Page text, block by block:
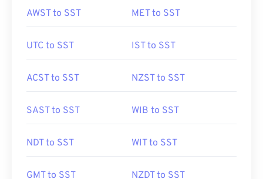
AWST to SST MET to SST
UTC to SST IST to SST
ACST to SST NZST to SST
SAST to SST WIB to SST
NDT to SST WIT to SST
GMT to SST NZDT to SST